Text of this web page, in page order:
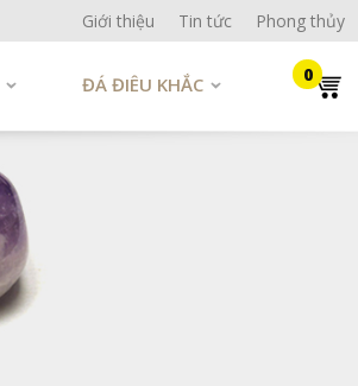
Giới thiệu Tin tức Phong thủy
ĐÁ ĐIÊU KHẮC 0